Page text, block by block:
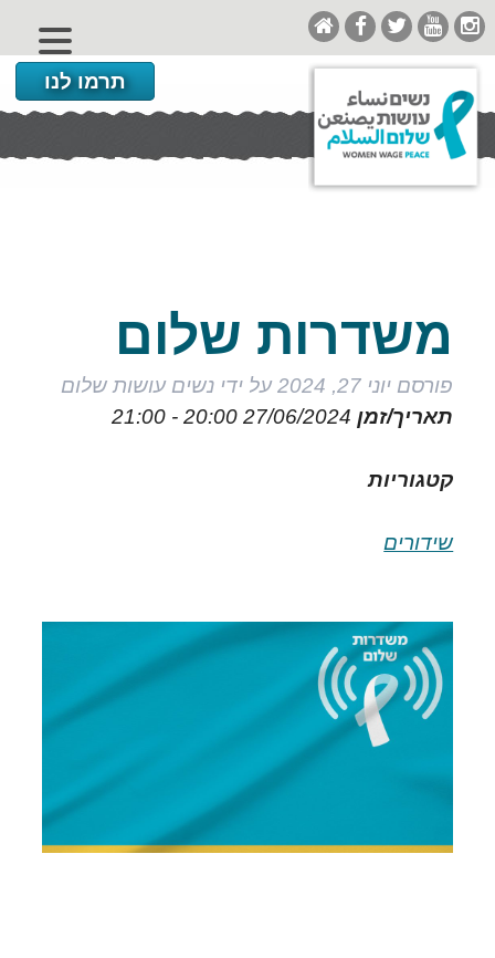
תרמו לנו
משדרות שלום
פורסם יוני 27, 2024 על ידי נשים עושות שלום
תאריך/זמן27/06/2024
20:00 - 21:00
קטגוריות
שידורים